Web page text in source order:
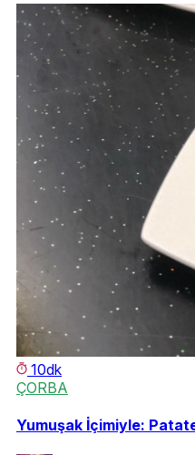
10dk
ÇORBA
Yumuşak İçimiyle: